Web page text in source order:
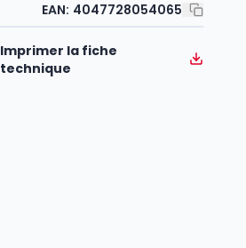
EAN: 4047728054065
Imprimer la fiche
technique